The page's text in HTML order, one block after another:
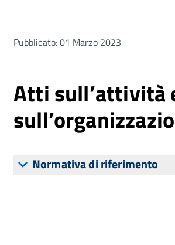
Pubblicato: 01 Marzo 2023
Atti sull’attività
Normativa di riferimento